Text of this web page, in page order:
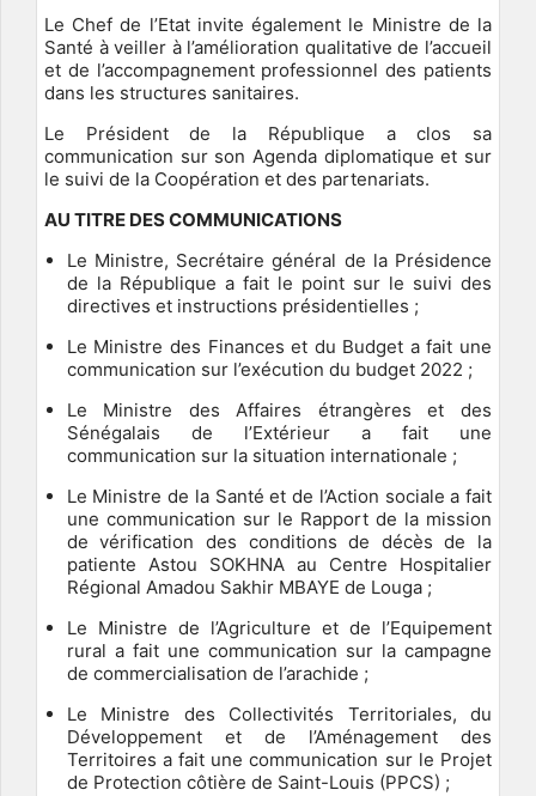
Le Chef de l’Etat invite également le Ministre de la
Santé à veiller à l’amélioration qualitative de l’accueil
et de l’accompagnement professionnel des patients
dans les structures sanitaires.
Le Président de la République a clos sa
communication sur son Agenda diplomatique et sur
le suivi de la Coopération et des partenariats.
AU TITRE DES COMMUNICATIONS
Le Ministre, Secrétaire général de la Présidence
de la République a fait le point sur le suivi des
directives et instructions présidentielles ;
Le Ministre des Finances et du Budget a fait une
communication sur l’exécution du budget 2022 ;
Le Ministre des Affaires étrangères et des
Sénégalais de l’Extérieur a fait une
communication sur la situation internationale ;
Le Ministre de la Santé et de l’Action sociale a fait
une communication sur le Rapport de la mission
de vérification des conditions de décès de la
patiente Astou SOKHNA au Centre Hospitalier
Régional Amadou Sakhir MBAYE de Louga ;
Le Ministre de l’Agriculture et de l’Equipement
rural a fait une communication sur la campagne
de commercialisation de l’arachide ;
Le Ministre des Collectivités Territoriales, du
Développement et de l’Aménagement des
Territoires a fait une communication sur le Projet
de Protection côtière de Saint-Louis (PPCS) ;